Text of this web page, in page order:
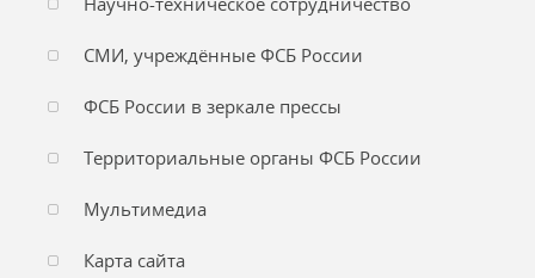
СМИ, учреждённые ФСБ России
ФСБ России в зеркале прессы
Территориальные органы ФСБ России
Мультимедиа
Карта сайта